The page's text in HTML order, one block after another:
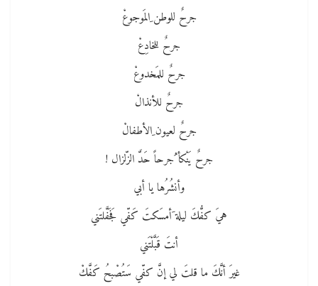
جرحٌ للوطن ِالمَوجوعْ
جرحٌ للخادِعْ
جرحٌ للمَخدوعْ
جرحٌ للأنذالْ
جرحٌ لعيون ِالأطفالْ
جرحٌ يَنْكأ ُجرحاً حَدَّ الزّلزال !
وأنشُرُها يا أبي
هيَ كفُّكَ ليلة َأمسَكتَ كَفّي فَجَفَّلتَني
أنتَ قَبَّلْتَني
غيرَ أنَّكَ ما قلتَ لي إنَّ كفّي سَتُصْبحُ كَفَّكْ